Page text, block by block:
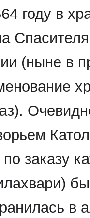
году в
(ныне в
по заказу
в